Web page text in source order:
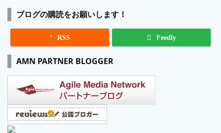
ブログの購読をお願いします！
 RSS Feedly
AMN PARTNER BLOGGER